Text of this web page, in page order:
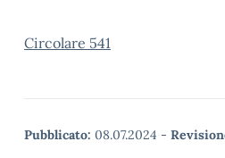
Circolare 541
Pubblicato: 08.07.2024 -